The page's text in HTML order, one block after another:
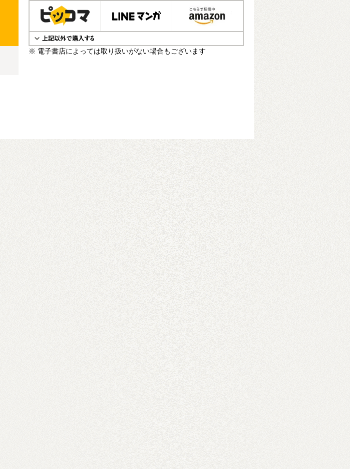
電子書籍で購入
※ 電子書店によっては取り扱いがない場合もございます